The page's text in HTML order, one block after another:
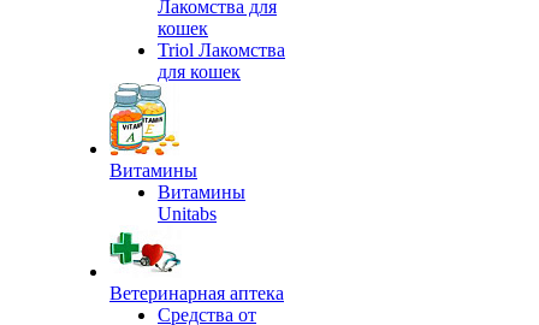
Лакомства для
кошек
Triol Лакомства
для кошек
Витамины
Витамины
Unitabs
Ветеринарная аптека
Средства от